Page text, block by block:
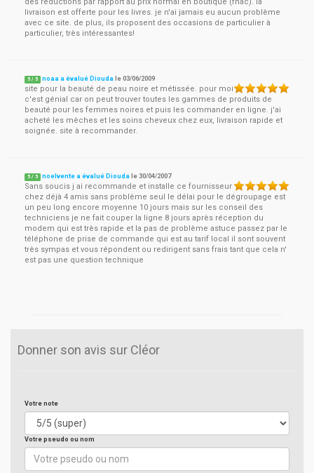
livraison est offerte pour les livres. je n'ai jamais eu aucun problème
avec ce site. de plus, ils proposent des occasions de particulier à
particulier, très intéressantes!
5 / 5 noaa a évalué Diouda le03/06/2009
site pour la beauté de peau noire et métissée. pour moi
c'est génial car on peut trouver toutes les gammes de produits de
beauté pour les femmes noires et puis les commander en ligne. j'ai
acheté les mèches et les soins cheveux chez eux, livraison rapide et
soignée. site à recommander.
5 / 5 noelvente a évalué Diouda le30/04/2007
Sans soucis j ai recommande et installe ce fournisseur
chez déjà 4 amis sans problème seul le délai pour le dégroupage est
un peu long encore moyenne 10 jours mais sur les conseil des
techniciens je ne fait couper la ligne 8 jours après réception du
modem qui est très rapide et la pas de problème astuce passez par le
téléphone de prise de commande qui est au tarif local il sont souvent
très sympas et vous répondent ou redirigent sans frais tant que cela n'
est pas une question technique
Donner son avis sur Cléor
Votre note
Votre pseudo ou nom